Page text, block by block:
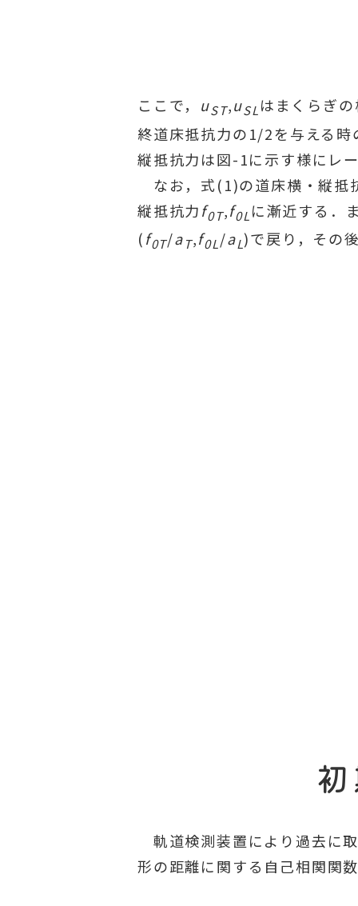
ここで， uST,uSLはまくらぎ
終道床抵抗力の1/2を与える
縦抵抗力は図-1に示す様にレ
なお，式(1)の道床横・縦抵
縦抵抗力f0T,f0Lに漸近する．
(f0T/aT,f0L/aL)で戻り，その
軌道検測装置により過去に
形の距離に関する自己相関関